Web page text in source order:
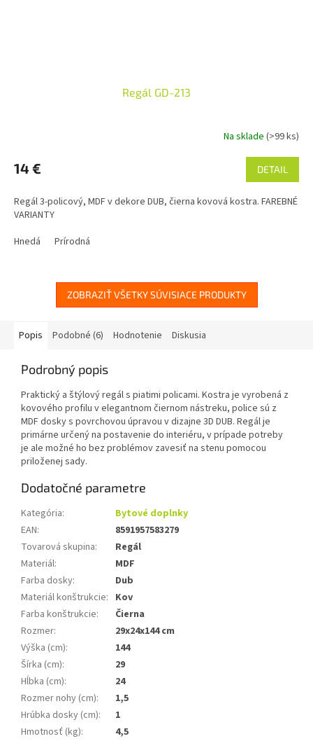
Regál GD-213
Na sklade (>99 ks)
14 € DETAIL
Regál 3-policový, MDF v dekore DUB, čierna kovová kostra. FAREBNÉ
VARIANTY
Hnedá
Prírodná
ZOBRAZIŤ VŠETKY SÚVISIACE PRODUKTY
Popis Podobné (6) Hodnotenie Diskusia
Podrobný popis
Praktický a štýlový regál s piatimi policami. Kostra je vyrobená z
kovového profilu v elegantnom čiernom nástreku, police sú z
MDF dosky s povrchovou úpravou v dizajne 3D DUB. Regál je
primárne určený na postavenie do interiéru, v prípade potreby
je ale možné ho bez problémov zavesiť na stenu pomocou
priloženej sady.
Dodatočné parametre
Kategória:
Bytové doplnky
EAN:
8591957583279
Tovarová skupina:
Regál
Materiál:
MDF
Farba dosky:
Dub
Materiál konštrukcie: Kov
Farba konštrukcie:
Čierna
Rozmer:
29x24x144 cm
Výška (cm):
144
Šírka (cm):
29
Hĺbka (cm):
24
Rozmer nohy (cm):
1,5
Hrúbka dosky (cm):
1
Hmotnosť (kg): 4,5